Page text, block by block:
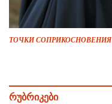
ТОЧКИ СОПРИКОСНОВЕНИЯ
რუბრიკები